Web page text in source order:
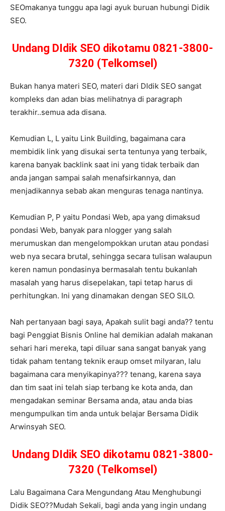
SEOmakanya tunggu apa lagi ayuk buruan hubungi Didik
SEO.
Undang DIdik SEO dikotamu 0821-3800-
7320 (Telkomsel)
Bukan hanya materi SEO, materi dari DIdik SEO sangat
kompleks dan adan bias melihatnya di paragraph
terakhir..semua ada disana.
Kemudian L, L yaitu Link Building, bagaimana cara
membidik link yang disukai serta tentunya yang terbaik,
karena banyak backlink saat ini yang tidak terbaik dan
anda jangan sampai salah menafsirkannya, dan
menjadikannya sebab akan menguras tenaga nantinya.
Kemudian P, P yaitu Pondasi Web, apa yang dimaksud
pondasi Web, banyak para nlogger yang salah
merumuskan dan mengelompokkan urutan atau pondasi
web nya secara brutal, sehingga secara tulisan walaupun
keren namun pondasinya bermasalah tentu bukanlah
masalah yang harus disepelakan, tapi tetap harus di
perhitungkan. Ini yang dinamakan dengan SEO SILO.
Nah pertanyaan bagi saya, Apakah sulit bagi anda?? tentu
bagi Penggiat Bisnis Online hal demikian adalah makanan
sehari hari mereka, tapi diluar sana sangat banyak yang
tidak paham tentang teknik eraup omset milyaran, lalu
bagaimana cara menyikapinya??? tenang, karena saya
dan tim saat ini telah siap terbang ke kota anda, dan
mengadakan seminar Bersama anda, atau anda bias
mengumpulkan tim anda untuk belajar Bersama Didik
Arwinsyah SEO.
Undang DIdik SEO dikotamu 0821-3800-
7320 (Telkomsel)
Lalu Bagaimana Cara Mengundang Atau Menghubungi
Didik SEO??Mudah Sekali, bagi anda yang ingin undang